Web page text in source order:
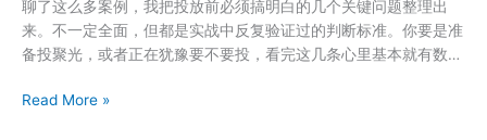
流
——
这
事
聊了这么多案例，我把投放前必须搞明白的几个关键问题整理出
来。不一定全面，但都是实战中反复验证过的判断标准。你要是准
备投聚光，或者正在犹豫要不要投，看完这几条心里基本就有数…
商
Read More »